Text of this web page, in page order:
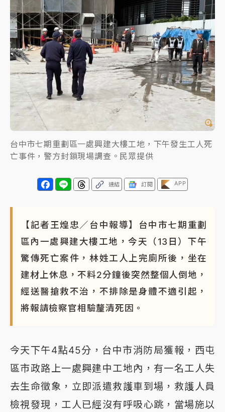
旅局回應了
中信慈善基金會想增加董事人數！辜仲諒向法院聲請遭
駁 理由曝光
故宮《龍藏經》特展第2檔！今線上預約開賣一度塞車
周六起展出延長至晚上7時
台東農業處長涉圖利渡假村！東檢抗告成功 今重開羈
押庭
父親節泡湯了！中颱白海豚雨彈轟3天 「紅到發紫」降
台中市七期重劃區一處興建大樓工地，下午發生工人死
亡事件，警方封鎖現場調查。民眾提供
連結 訂閱 APP
【記者王煌忠／台中報導】台中市七期重劃
區內一處興建大樓工地，今天（13日）下午
驚傳死亡案件，林姓工人上完廁所後，坐在
建材上休息，不料2分鐘後突然整個人倒地，
經送醫搶救不治，不排除是身體不適引起，
將報請檢察官相驗釐清死因。
今天下午4點45分，台中市消防局獲報，西屯
區市政路上一處興建中工地內，有一名工人失
去生命徵象，立即派遣救護車到場，救護人員
檢視發現，工人已經沒有呼吸心跳，當場施以